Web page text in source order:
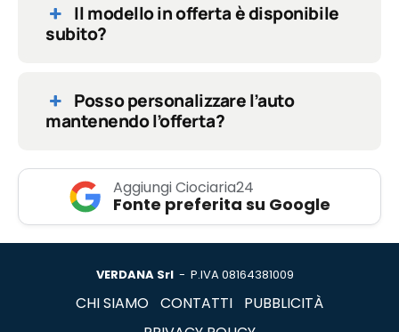
Il modello in offerta è disponibile
subito?
Posso personalizzare l’auto
mantenendo l’offerta?
Aggiungi Ciociaria24
Fonte preferita su Google
VERDANA Srl - P.IVA 08164381009
CHI SIAMO CONTATTI
PUBBLICITÀ